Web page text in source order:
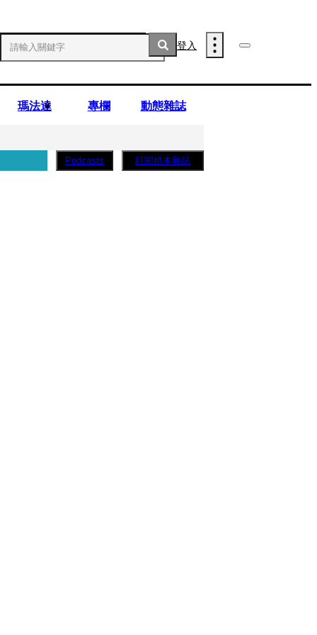
登入
瑪法達 專欄 動態雜誌
Podcasts 訂閱紙本雜誌